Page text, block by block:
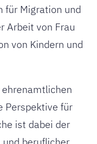
für Migration und
Arbeit von Frau
von Kindern und
ehrenamtlichen
Perspektive für
ist dabei der